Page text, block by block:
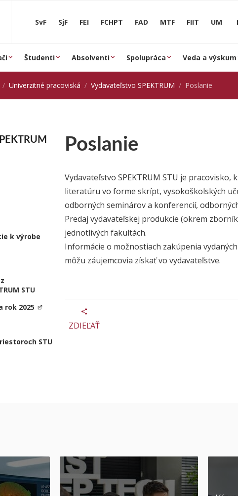
SvF SjF FEI FCHPT FAD MTF FIIT UM
Študenti Absolventi Spolupráca Veda a výskum
Univerzitné pracoviská Vydavateľstvo SPEKTRUM Poslanie
k výrobe
STU
rok 2025
STU
Poslanie
Vydavateľstvo SPEKTRUM STU je
literatúru vo forme skrípt, vysokoškolských
odborných seminárov a konferencií,
Predaj vydavateľskej produkcie (okrem
jednotlivých fakultách.
Informácie o možnostiach zakúpenia
môžu záujemcovia získať vo vydavateľstve.
ZDIEĽAŤ